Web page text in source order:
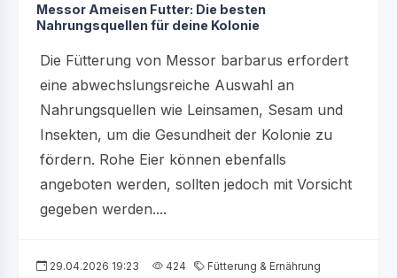
Messor Ameisen Futter: Die besten
Nahrungsquellen für deine Kolonie
Die Fütterung von Messor barbarus erfordert
eine abwechslungsreiche Auswahl an
Nahrungsquellen wie Leinsamen, Sesam und
Insekten, um die Gesundheit der Kolonie zu
fördern. Rohe Eier können ebenfalls
angeboten werden, sollten jedoch mit Vorsicht
gegeben werden....
29.04.2026 19:23 424 Fütterung & Ernährung